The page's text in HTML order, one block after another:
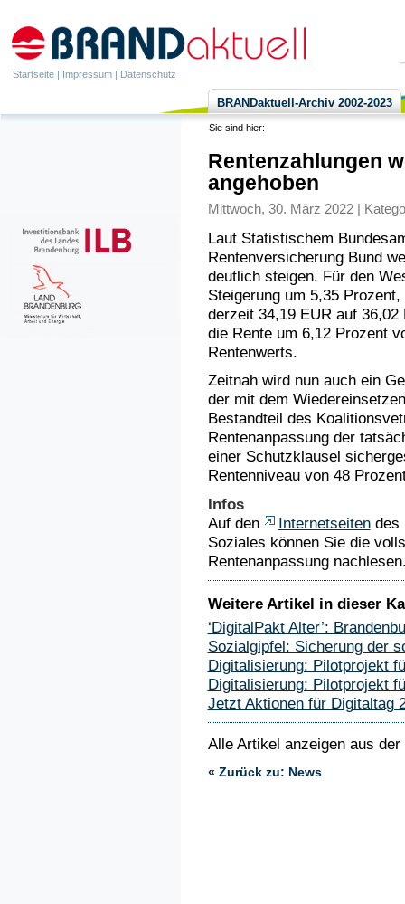
Startseite | Impressum | Datenschutz
BRANDaktuell-Archiv 2002-2023
Sie sind hier:
Rentenzahlungen
angehoben
Mittwoch, 30. März 2022 |
Laut Statistischem
Rentenversicherung Bund
deutlich steigen. Für den
Steigerung um 5,35
derzeit 34,19 EUR auf
die Rente um 6,12 Prozent
Rentenwerts.
Zeitnah wird nun auch ein
der mit dem
Bestandteil des
Rentenanpassung der
einer Schutzklausel
Rentenniveau von 48
Infos
Auf den
Internetseitendes
Soziales können Sie die
Rentenanpassung
Weitere Artikel in dieser
‘DigitalPakt Alter’:
Sozialgipfel: Sicherung der
Digitalisierung: Pilotprojekt
Digitalisierung: Pilotprojekt
Jetzt Aktionen für Digitaltag
Alle Artikel anzeigen aus
« Zurück zu: News